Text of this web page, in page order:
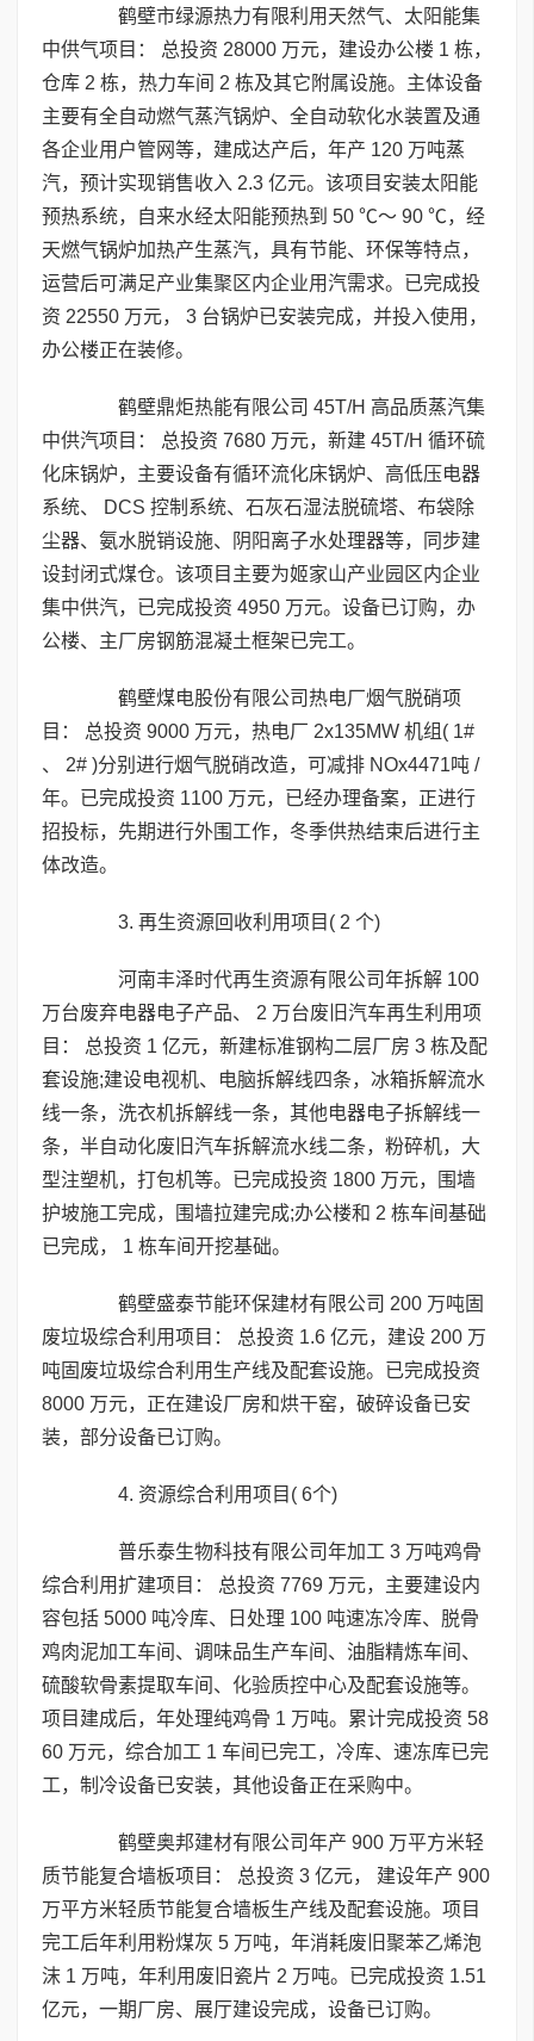
鹤壁市绿源热力有限利用天然气、太阳能集
中供气项目： 总投资 28000 万元，建设办公楼 1 栋，
仓库 2 栋，热力车间 2 栋及其它附属设施。主体设备
主要有全自动燃气蒸汽锅炉、全自动软化水装置及通
各企业用户管网等，建成达产后，年产 120 万吨蒸
汽，预计实现销售收入 2.3 亿元。该项目安装太阳能
预热系统，自来水经太阳能预热到 50 ℃～ 90 ℃，经
天燃气锅炉加热产生蒸汽，具有节能、环保等特点，
运营后可满足产业集聚区内企业用汽需求。已完成投
资 22550 万元， 3 台锅炉已安装完成，并投入使用，
办公楼正在装修。
鹤壁鼎炬热能有限公司 45T/H 高品质蒸汽集
中供汽项目： 总投资 7680 万元，新建 45T/H 循环硫
化床锅炉，主要设备有循环流化床锅炉、高低压电器
系统、 DCS 控制系统、石灰石湿法脱硫塔、布袋除
尘器、氨水脱销设施、阴阳离子水处理器等，同步建
设封闭式煤仓。该项目主要为姬家山产业园区内企业
集中供汽，已完成投资 4950 万元。设备已订购，办
公楼、主厂房钢筋混凝土框架已完工。
鹤壁煤电股份有限公司热电厂烟气脱硝项
目： 总投资 9000 万元，热电厂 2x135MW 机组( 1#
、 2# )分别进行烟气脱硝改造，可减排 NOx4471吨 /
年。已完成投资 1100 万元，已经办理备案，正进行
招投标，先期进行外围工作，冬季供热结束后进行主
体改造。
3. 再生资源回收利用项目( 2 个)
河南丰泽时代再生资源有限公司年拆解 100
万台废弃电器电子产品、 2 万台废旧汽车再生利用项
目： 总投资 1 亿元，新建标准钢构二层厂房 3 栋及配
套设施;建设电视机、电脑拆解线四条，冰箱拆解流水
线一条，洗衣机拆解线一条，其他电器电子拆解线一
条，半自动化废旧汽车拆解流水线二条，粉碎机，大
型注塑机，打包机等。已完成投资 1800 万元，围墙
护坡施工完成，围墙拉建完成;办公楼和 2 栋车间基础
已完成， 1 栋车间开挖基础。
鹤壁盛泰节能环保建材有限公司 200 万吨固
废垃圾综合利用项目： 总投资 1.6 亿元，建设 200 万
吨固废垃圾综合利用生产线及配套设施。已完成投资
8000 万元，正在建设厂房和烘干窑，破碎设备已安
装，部分设备已订购。
4. 资源综合利用项目( 6个)
普乐泰生物科技有限公司年加工 3 万吨鸡骨
综合利用扩建项目： 总投资 7769 万元，主要建设内
容包括 5000 吨冷库、日处理 100 吨速冻冷库、脱骨
鸡肉泥加工车间、调味品生产车间、油脂精炼车间、
硫酸软骨素提取车间、化验质控中心及配套设施等。
项目建成后，年处理纯鸡骨 1 万吨。累计完成投资 58
60 万元，综合加工 1 车间已完工，冷库、速冻库已完
工，制冷设备已安装，其他设备正在采购中。
鹤壁奥邦建材有限公司年产 900 万平方米轻
质节能复合墙板项目： 总投资 3 亿元， 建设年产 900
万平方米轻质节能复合墙板生产线及配套设施。项目
完工后年利用粉煤灰 5 万吨，年消耗废旧聚苯乙烯泡
沫 1 万吨，年利用废旧瓷片 2 万吨。已完成投资 1.51
亿元，一期厂房、展厅建设完成，设备已订购。